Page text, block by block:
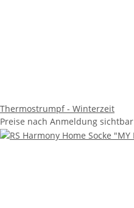
Thermostrumpf - Winterzeit
Preise nach Anmeldung sichtbar